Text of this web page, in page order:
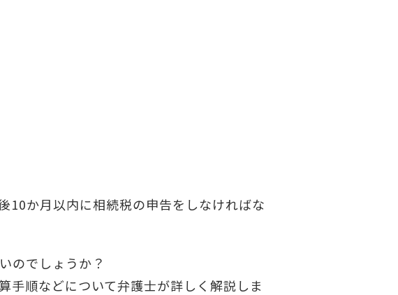
10か月以内に相続税の申告をしなければな
のでしょうか？
手順などについて弁護士が詳しく解説しま